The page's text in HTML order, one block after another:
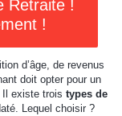
Retraite !
!
d’âge, de revenus
doit opter pour un
existe trois types de
Lequel choisir ?